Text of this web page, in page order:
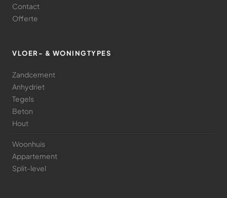
Contact
Offerte
VLOER- & WONINGTYPES
Zandcement
Anhydriet
Tegels
Beton
Hout
Woonhuis
Appartement
Split-level